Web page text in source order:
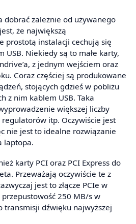
dobrać zależnie od używanego
że największą
prostotą instalacji cechują się
USB. Niekiedy są to małe karty,
z jednym wejściem oraz
Coraz częściej są produkowane
stojących gdzieś w pobliżu
z nim kablem USB. Taka
większej liczby
regulatorów itp. Oczywiście jest
nie jest to idealne rozwiązanie
laptopa.
karty PCI oraz PCI Express do
Przeważają oczywiście te z
jest to złącze PCIe w
250 MB/s w
transmisji dźwięku najwyższej